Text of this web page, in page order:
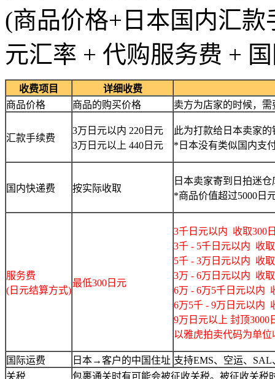
(商品价格+日本国内汇
元汇率 + 代购服务费 +
收费项目
详细收费
商品价格
商品的购买价格 卖方为店家的时候，需
汇款手续费
3万日元以内 220日元
3万日元以上 440日元
此为打款给日本卖家
*日本没有类似国内支
国内快递费 按实际收取
日本卖家寄到日拍迷
*商品价值超过5000日
服务费
(日元结算方式)
最低300日元
3千日元以内 收取300
3千 - 5千日元以内 收
5千 - 3万日元以内 收
3万 - 6万日元以内 收
6万 - 6万5千日元以内
6万5千 - 9万日元以内
9万日元以上 封顶3000
以雅虎拍卖代码为单位
国际运费 日本→客户的中国住址 支持EMS、空运、
关税
包裹通关时有可能会被征收关税。被征收关